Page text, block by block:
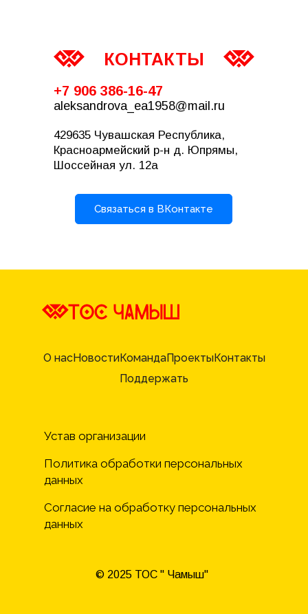
КОНТАКТЫ
+7 906 386-16-47
aleksandrova_ea1958@mail.ru
429635 Чувашская Республика,
Красноармейский р-н д. Юпрямы,
Шоссейная ул. 12а
Связаться в ВКонтакте
О насНовостиКомандаПроектыКонтакты
Поддержать
© 2025 ТОС " Чамыш"
Политика обработки персональных
данных
Устав организации
Согласие на обработку персональных
данных